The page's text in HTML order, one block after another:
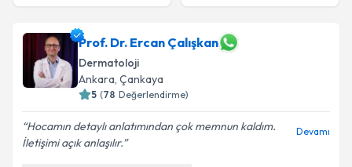
Prof. Dr. Ercan Çalışkan
Dermatoloji
Ankara, Çankaya
5 (78 Değerlendirme)
Hocamın detaylı anlatımından çok memnun kaldım.
İletişimi açık anlaşılır.
Devamı